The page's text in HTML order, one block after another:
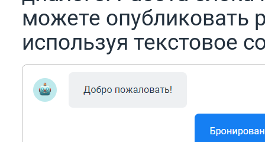
можете опубликовать
используя текстовое